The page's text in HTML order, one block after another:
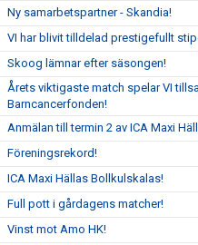
Ny samarbetspartner - Skandia!
VI har blivit tilldelad prestigefullt
Skoog lämnar efter säsongen!
Årets viktigaste match spelar VI
Barncancerfonden!
Anmälan till termin 2 av ICA Maxi
Föreningsrekord!
ICA Maxi Hällas Bollkulskalas!
Full pott i gårdagens matcher!
Vinst mot Amo HK!